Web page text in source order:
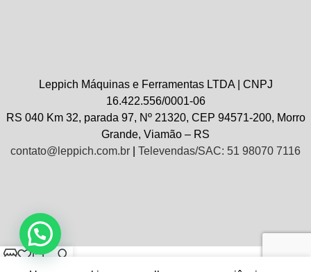
Leppich Máquinas e Ferramentas LTDA | CNPJ
16.422.556/0001-06
RS 040 Km 32, parada 97, Nº 21320, CEP 94571-200, Morro
Grande, Viamão – RS
contato@leppich.com.br
Televendas/SAC: 51 98070 7116
WishlistCarrinho